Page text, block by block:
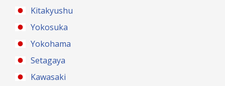
Kitakyushu
Yokosuka
Yokohama
Setagaya
Kawasaki